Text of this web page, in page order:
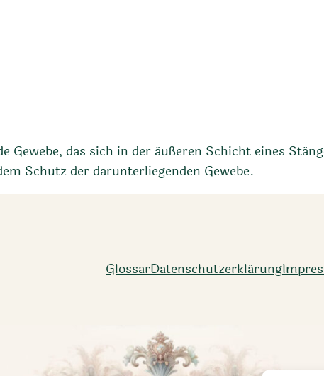
Gewebe, das sich in der äußeren Schicht eines
Schutz der darunterliegenden Gewebe.
GlossarDatenschutz­erklärung